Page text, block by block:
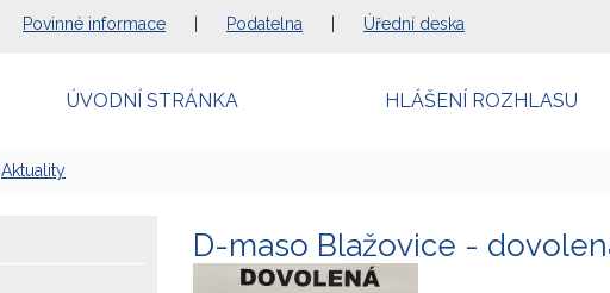
Povinné informace Podatelna Úřední deska
ÚVODNÍ STRÁNKA HLÁŠENÍ ROZHLASU
Aktuality
D-maso Blažovice -